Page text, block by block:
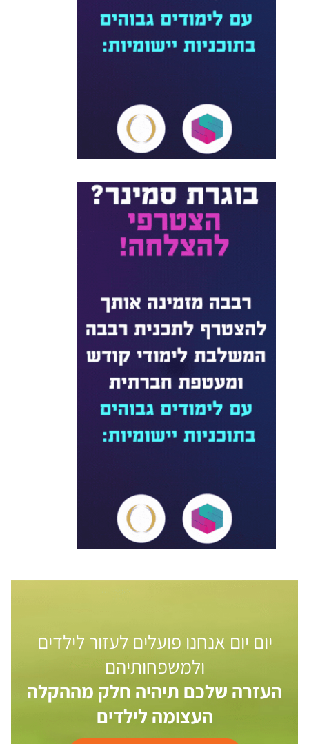
יום יום אנחנו פועלים לעזור לילדים
ולמשפחותיהם
העזרה שלכם תיהיה חלק מההקלה
העצומה לילדים